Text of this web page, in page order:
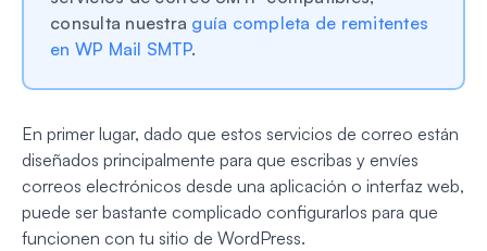
consulta nuestra guía completa de remitentes
en WP Mail SMTP.
En primer lugar, dado que estos servicios de correo están
diseñados principalmente para que escribas y envíes
correos electrónicos desde una aplicación o interfaz web,
puede ser bastante complicado configurarlos para que
funcionen con tu sitio de WordPress.